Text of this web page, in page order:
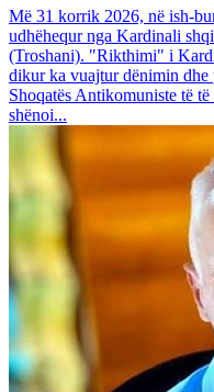
Më 31 korrik 2026, në ish-
udhëhequr nga Kardinali
(Troshani). "Rikthimi" i
dikur ka vuajtur dënimin dhe
Shoqatës Antikomuniste të
shënoi...